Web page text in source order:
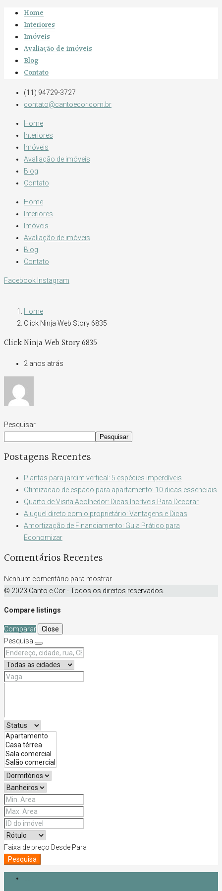
Home
Interiores
Imóveis
Avaliação de imóveis
Blog
Contato
(11) 94729-3727
contato@cantoecor.com.br
Home
Interiores
Imóveis
Avaliação de imóveis
Blog
Contato
Home
Interiores
Imóveis
Avaliação de imóveis
Blog
Contato
Facebook Instagram
Home
Click Ninja Web Story 6835
Click Ninja Web Story 6835
2 anos atrás
Pesquisar
Pesquisar
Postagens Recentes
Plantas para jardim vertical: 5 espécies imperdíveis
Otimizacao de espaco para apartamento: 10 dicas essenciais
Quarto de Visita Acolhedor: Dicas Incríveis Para Decorar
Aluguel direto com o proprietário: Vantagens e Dicas
Amortização de Financiamento: Guia Prático para
Economizar
Comentários Recentes
Nenhum comentário para mostrar.
© 2023 Canto e Cor - Todos os direitos reservados.
Compare listings
Comparar
Close
Pesquisa
Faixa de preço Desde Para
Pesquisa